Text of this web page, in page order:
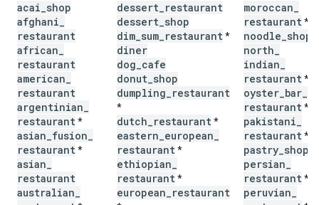
acai shop
afghani
restaurant
african
restaurant
american
restaurant
argentinian
restaurant*
asian fusion
restaurant*
asian
restaurant
australian
dessert restaurant
dessert shop
dim sum restaurant*
diner
dog cafe
donut shop
dumpling restaurant
*
dutch restaurant*
eastern european
restaurant*
ethiopian
restaurant*
european restaurant
moroccan
restaurant*
noodle shop
north
indian
restaurant*
oyster bar
restaurant*
pakistani
restaurant*
pastry shop
persian
restaurant*
peruvian